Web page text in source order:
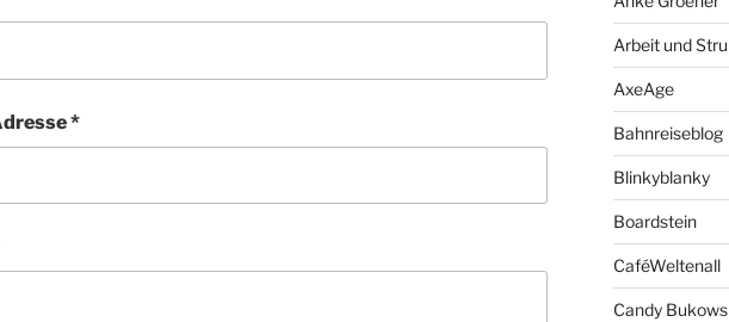
*
Arbeit und
AxeAge
Bahnreiseblog
Blinkyblanky
Boardstein
CaféWeltenall
Candy